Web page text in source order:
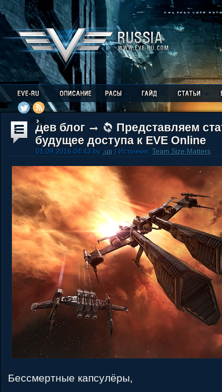
Дев блог
Представляем
будущее доступа к EVE Online
01.09.2016 04:43 by .up | Источник: Team Size Matters
Бессмертные капсулёры,